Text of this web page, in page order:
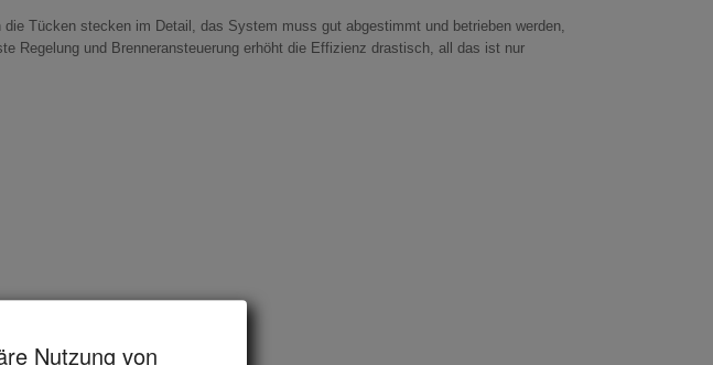
Tücken stecken im Detail, das System muss gut abgestimmt und betrieben werden,
Regelung und Brenneransteuerung erhöht die Effizienz drastisch, all das ist nur
Nutzung von